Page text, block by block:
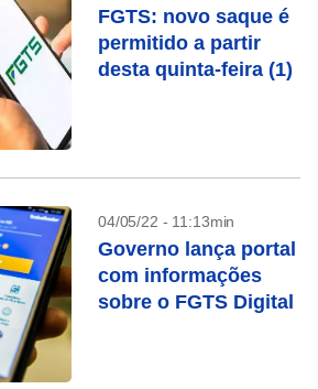
FGTS: novo saque é
permitido a partir
desta quinta-feira (1)
04/05/22 - 11:13min
Governo lança portal
com informações
sobre o FGTS Digital